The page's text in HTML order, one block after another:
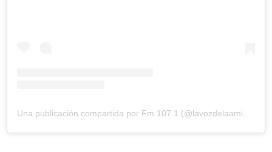
Una publicación compartida por Fm 107.1 (@lavozdelaamistad)